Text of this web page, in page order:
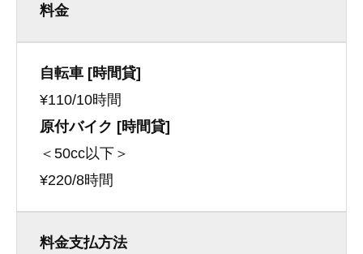
料金
自転車 [時間貸]
¥110/10時間
原付バイク [時間貸]
＜50cc以下＞
¥220/8時間
料金支払方法